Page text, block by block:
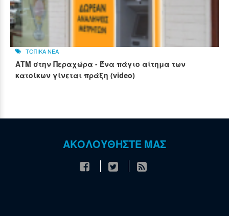
ΤΟΠΙΚΑ ΝΕΑ
ΑΤΜ στην Περαχώρα - Ένα πάγιο αίτημα των
κατοίκων γίνεται πράξη (video)
ΑΚΟΛΟΥΘΗΣΤΕ ΜΑΣ